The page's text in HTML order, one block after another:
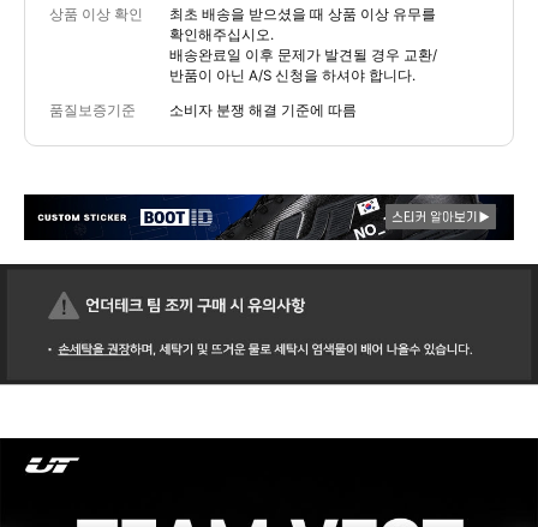
상품 이상 확인
최초 배송을 받으셨을 때 상품 이상 유무를
확인해주십시오.
배송완료일 이후 문제가 발견될 경우 교환/
반품이 아닌 A/S 신청을 하셔야 합니다.
품질보증기준 소비자 분쟁 해결 기준에 따름